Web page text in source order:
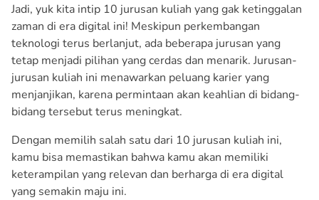
Jadi, yuk kita intip 10 jurusan kuliah yang gak ketinggalan
zaman di era digital ini! Meskipun perkembangan
teknologi terus berlanjut, ada beberapa jurusan yang
tetap menjadi pilihan yang cerdas dan menarik. Jurusan-
jurusan kuliah ini menawarkan peluang karier yang
menjanjikan, karena permintaan akan keahlian di bidang-
bidang tersebut terus meningkat.
Dengan memilih salah satu dari 10 jurusan kuliah ini,
kamu bisa memastikan bahwa kamu akan memiliki
keterampilan yang relevan dan berharga di era digital
yang semakin maju ini.